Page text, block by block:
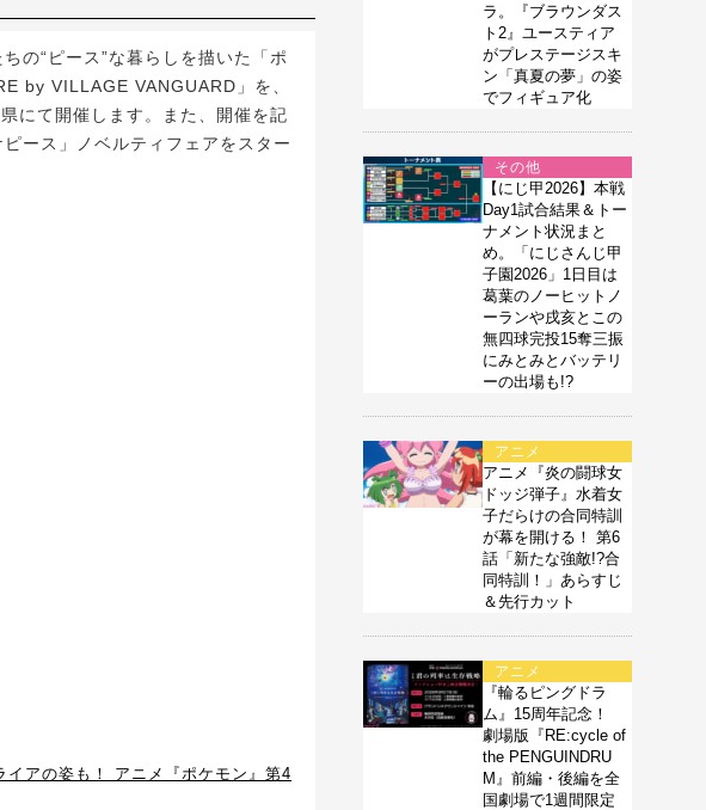
の“ピース”な暮らしを描いた「ポ
by VILLAGE VANGUARD」を、
にて開催します。また、開催を記
ース」ノベルティフェアをスター
イアの姿も！ アニメ『ポケモン』第4
ラ。『ブラウンダス
ト2』ユースティア
がプレステージスキ
ン「真夏の夢」の姿
でフィギュア化
その他
【にじ甲2026】本戦
Day1試合結果＆トー
ナメント状況まと
め。「にじさんじ甲
子園2026」1日目は
葛葉のノーヒットノ
ーランや戌亥とこの
無四球完投15奪三振
にみとみとバッテリ
ーの出場も!?
アニメ
アニメ『炎の闘球女
ドッジ弾子』水着女
子だらけの合同特訓
が幕を開ける！ 第6
話「新たな強敵!?合
同特訓！」あらすじ
＆先行カット
アニメ
『輪るピングドラ
ム』15周年記念！
劇場版『RE:cycle of
the PENGUINDRU
M』前編・後編を全
国劇場で1週間限定